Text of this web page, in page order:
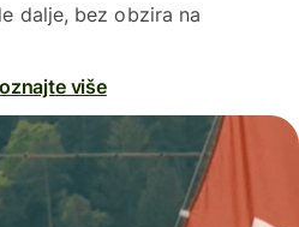
dalje, bez obzira na
više